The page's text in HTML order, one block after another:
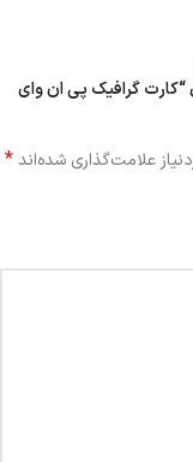
“کارت گرافیک پی ان وای
علامت‌گذاری شده‌اند*